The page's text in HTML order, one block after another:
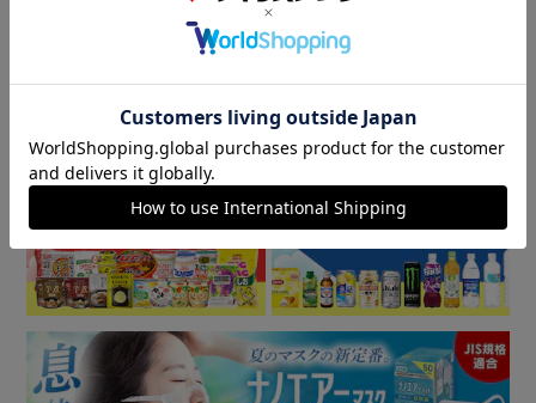
▼ 食品・飲料おすすめ ▼